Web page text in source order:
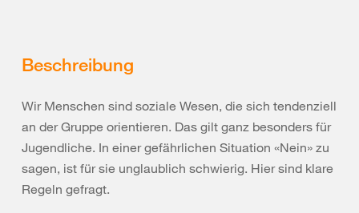
Beschreibung
Wir Menschen sind soziale Wesen, die sich tendenziell
an der Gruppe orientieren. Das gilt ganz besonders für
Jugendliche. In einer gefährlichen Situation «Nein» zu
sagen, ist für sie unglaublich schwierig. Hier sind klare
Regeln gefragt.